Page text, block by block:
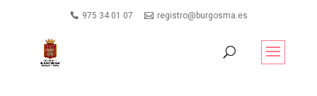
975 34 01 07 registro@burgosma.es